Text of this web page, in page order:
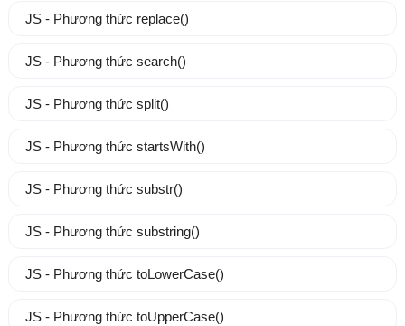
JS - Phương thức replace()
JS - Phương thức search()
JS - Phương thức split()
JS - Phương thức startsWith()
JS - Phương thức substr()
JS - Phương thức substring()
JS - Phương thức toLowerCase()
JS - Phương thức toUpperCase()